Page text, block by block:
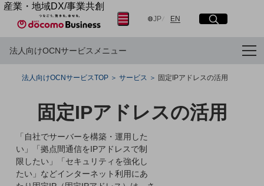
産業・地域DX/事業共創
OPEN HUB for Plural Futures
「社会可能性」を探究・実装する事業共創エコシステムです。
イベント/ウェビナー
記事コンテンツ
Smart World
産業・地域DXプラットフォーマーとして
企業と地域が持続成長する社会を目指します
Smart City
Smart Education
Smart Healthcare
JP日本語
EN Englishサイト内検索
開く
メニュー
開く
フリーワードでNTTドコモビジネスの
取り組みを検索
法人向けOCNサービスメニュー
法人向けOCNサービスTOP サービス 固定IPアドレスの活用
固定IPアドレスの活用
「自社でサーバーを構築・運用した
い」「拠点間通信をIPアドレスで制
限したい」「セキュリティを強化し
たい」などインターネット利用にあ